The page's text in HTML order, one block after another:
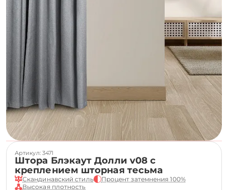
Артикул: 3471
Штора Блэкаут Долли v08 с
креплением шторная тесьма
Скандинавский стиль
Процент затемнения 100%
Высокая плотность